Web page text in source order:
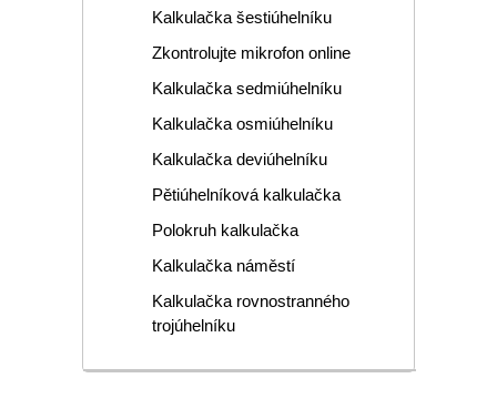
Kalkulačka šestiúhelníku
Zkontrolujte mikrofon online
Kalkulačka sedmiúhelníku
Kalkulačka osmiúhelníku
Kalkulačka deviúhelníku
Pětiúhelníková kalkulačka
Polokruh kalkulačka
Kalkulačka náměstí
Kalkulačka rovnostranného
trojúhelníku